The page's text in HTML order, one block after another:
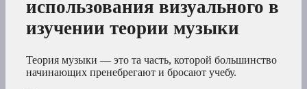
использования визуального в
изучении теории музыки
Теория музыки — это та часть, которой большинство
начинающих пренебрегают и бросают учебу.